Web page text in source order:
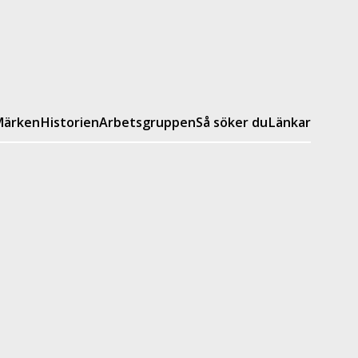
HistorienArbetsgruppenSå söker duLänkar